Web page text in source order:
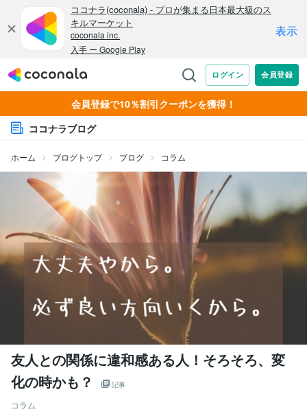
会員登録で10％割引クーポンを獲得！
ココナラブログ
ホーム ブログトップ ブログ コラム
友人との関係に違和感ある人！そろそろ、変
化の時かも？
記事
コラム